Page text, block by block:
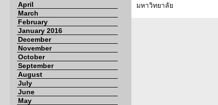
April
March
February
January 2016
December
November
October
September
August
July
June
May
มหาวิทยาลัย